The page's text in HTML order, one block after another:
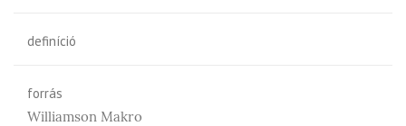
definíció
forrás
Williamson Makro